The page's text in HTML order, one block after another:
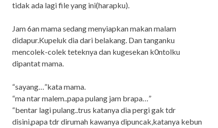
tidak ada lagi file yang ini(harapku).
Jam 6an mama sedang menyiapkan makan malam
didapur.Kupeluk dia dari belakang. Dan tanganku
mencolek-colek teteknya dan kugesekan k0ntolku
dipantat mama.
“sayang…”kata mama.
“ma ntar malem..papa pulang jam brapa…”
“bentar lagi pulang..trus katanya dia pergi gak tdr
disini,papa tdr dirumah kawanya dipuncak,katanya kebun